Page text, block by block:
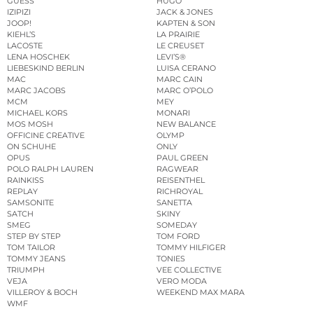
IZIPIZI
JACK & JONES
JOOP!
KAPTEN & SON
KIEHL’S
LA PRAIRIE
LACOSTE
LE CREUSET
LENA HOSCHEK
LEVI’S®
LIEBESKIND BERLIN
LUISA CERANO
MAC
MARC CAIN
MARC JACOBS
MARC O’POLO
MCM
MEY
MICHAEL KORS
MONARI
MOS MOSH
NEW BALANCE
OFFICINE CREATIVE
OLYMP
ON SCHUHE
ONLY
OPUS
PAUL GREEN
POLO RALPH LAUREN
RAGWEAR
RAINKISS
REISENTHEL
REPLAY
RICHROYAL
SAMSONITE
SANETTA
SATCH
SKINY
SMEG
SOMEDAY
STEP BY STEP
TOM FORD
TOM TAILOR
TOMMY HILFIGER
TOMMY JEANS
TONIES
TRIUMPH
VEE COLLECTIVE
VEJA
VERO MODA
VILLEROY & BOCH
WEEKEND MAX MARA
WMF